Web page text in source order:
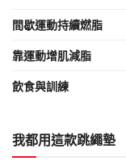
間歇運動持續燃脂
靠運動增肌減脂
飲食與訓練
我都用這款跳繩墊